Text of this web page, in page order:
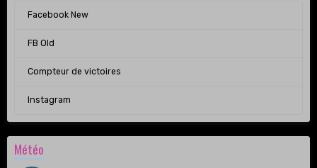
Facebook New
FB Old
Compteur de victoires
Instagram
Météo